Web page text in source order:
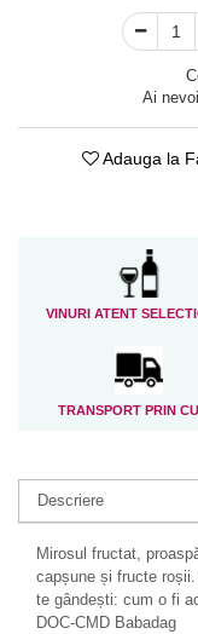
Ai
Adauga la
VINURI ATENT
TRANSPORT PRIN
Descriere
Mirosul fructat,
capșune și fructe
te gândești: cum o fi
DOC-CMD Babadag